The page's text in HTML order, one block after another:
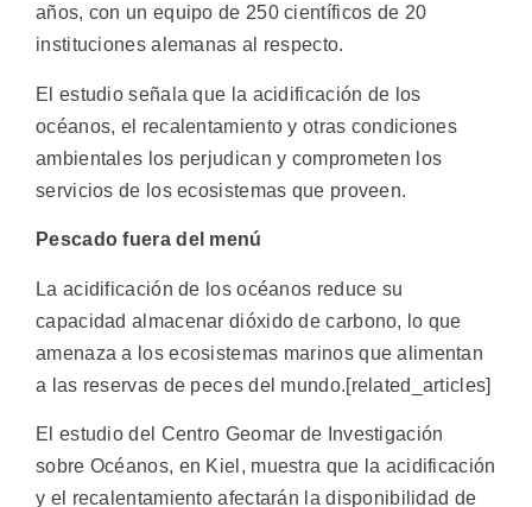
años, con un equipo de 250 científicos de 20
instituciones alemanas al respecto.
El estudio señala que la acidificación de los
océanos, el recalentamiento y otras condiciones
ambientales los perjudican y comprometen los
servicios de los ecosistemas que proveen.
Pescado fuera del menú
La acidificación de los océanos reduce su
capacidad almacenar dióxido de carbono, lo que
amenaza a los ecosistemas marinos que alimentan
a las reservas de peces del mundo.[related_articles]
El estudio del Centro Geomar de Investigación
sobre Océanos, en Kiel, muestra que la acidificación
y el recalentamiento afectarán la disponibilidad de